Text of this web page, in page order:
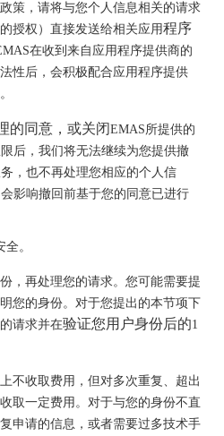
策，请将与您个人信息相关的请求
授权）直接发送给相关应用程序
在收到来自应用程序提供商的
性后，会积极配合应用程序提供
的同意，或关闭EMAS所提供的
后，我们将无法继续为您提供撤
，也不再处理您相应的个人信
影响撤回前基于您的同意已进行
。
，再处理您的请求。您可能需要提
您的身份。对于您提出的本节项下
请求并在验证您用户身份后的1
不收取费用，但对多次重复、超出
取一定费用。对于与您的身份不直
申请的信息，或者需要过多技术手